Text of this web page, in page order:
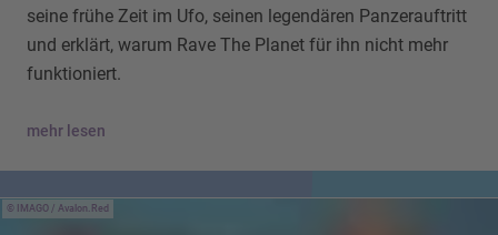
seine frühe Zeit im Ufo, seinen legendären Panzerauftritt
und erklärt, warum Rave The Planet für ihn nicht mehr
funktioniert.
mehr lesen
IMAGO / Avalon.Red